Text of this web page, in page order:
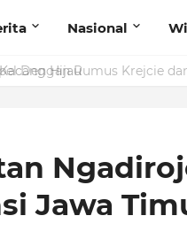
Nasional
Hijau
Jawa